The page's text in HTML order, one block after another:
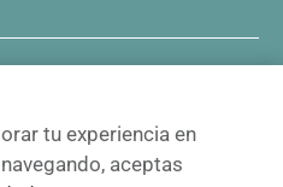
tu experiencia en
aceptas